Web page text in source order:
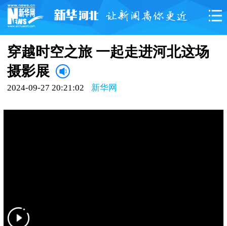
穿越时空之旅 一起走进河北这场
摄影展
2024-09-27 20:21:02 新华网